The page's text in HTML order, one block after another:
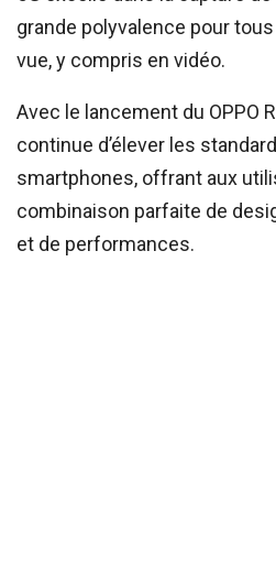
grande polyvalence pour
vue, y compris en vidéo.
Avec le lancement du OPPO
continue d’élever les
smartphones, offrant aux
combinaison parfaite de
et de performances.